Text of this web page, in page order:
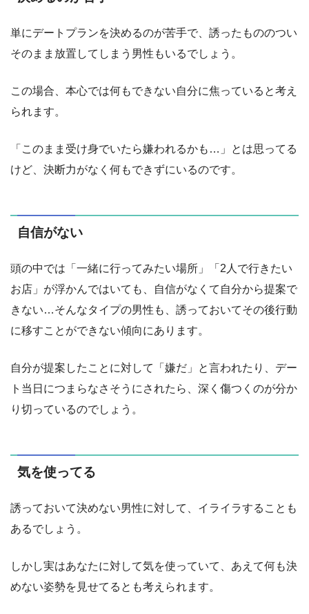
単にデートプランを決めるのが苦手で、誘ったもののつい
そのまま放置してしまう男性もいるでしょう。
この場合、本心では何もできない自分に焦っていると考え
られます。
「このまま受け身でいたら嫌われるかも…」とは思ってる
けど、決断力がなく何もできずにいるのです。
自信がない
頭の中では「一緒に行ってみたい場所」「2人で行きたい
お店」が浮かんではいても、自信がなくて自分から提案で
きない…そんなタイプの男性も、誘っておいてその後行動
に移すことができない傾向にあります。
自分が提案したことに対して「嫌だ」と言われたり、デー
ト当日につまらなさそうにされたら、深く傷つくのが分か
り切っているのでしょう。
気を使ってる
誘っておいて決めない男性に対して、イライラすることも
あるでしょう。
しかし実はあなたに対して気を使っていて、あえて何も決
めない姿勢を見せてるとも考えられます。